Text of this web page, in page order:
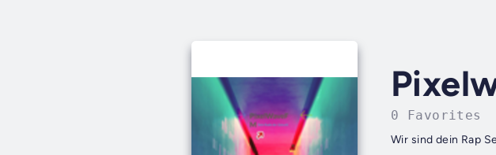
0 Favorites
Wir sind dein Rap